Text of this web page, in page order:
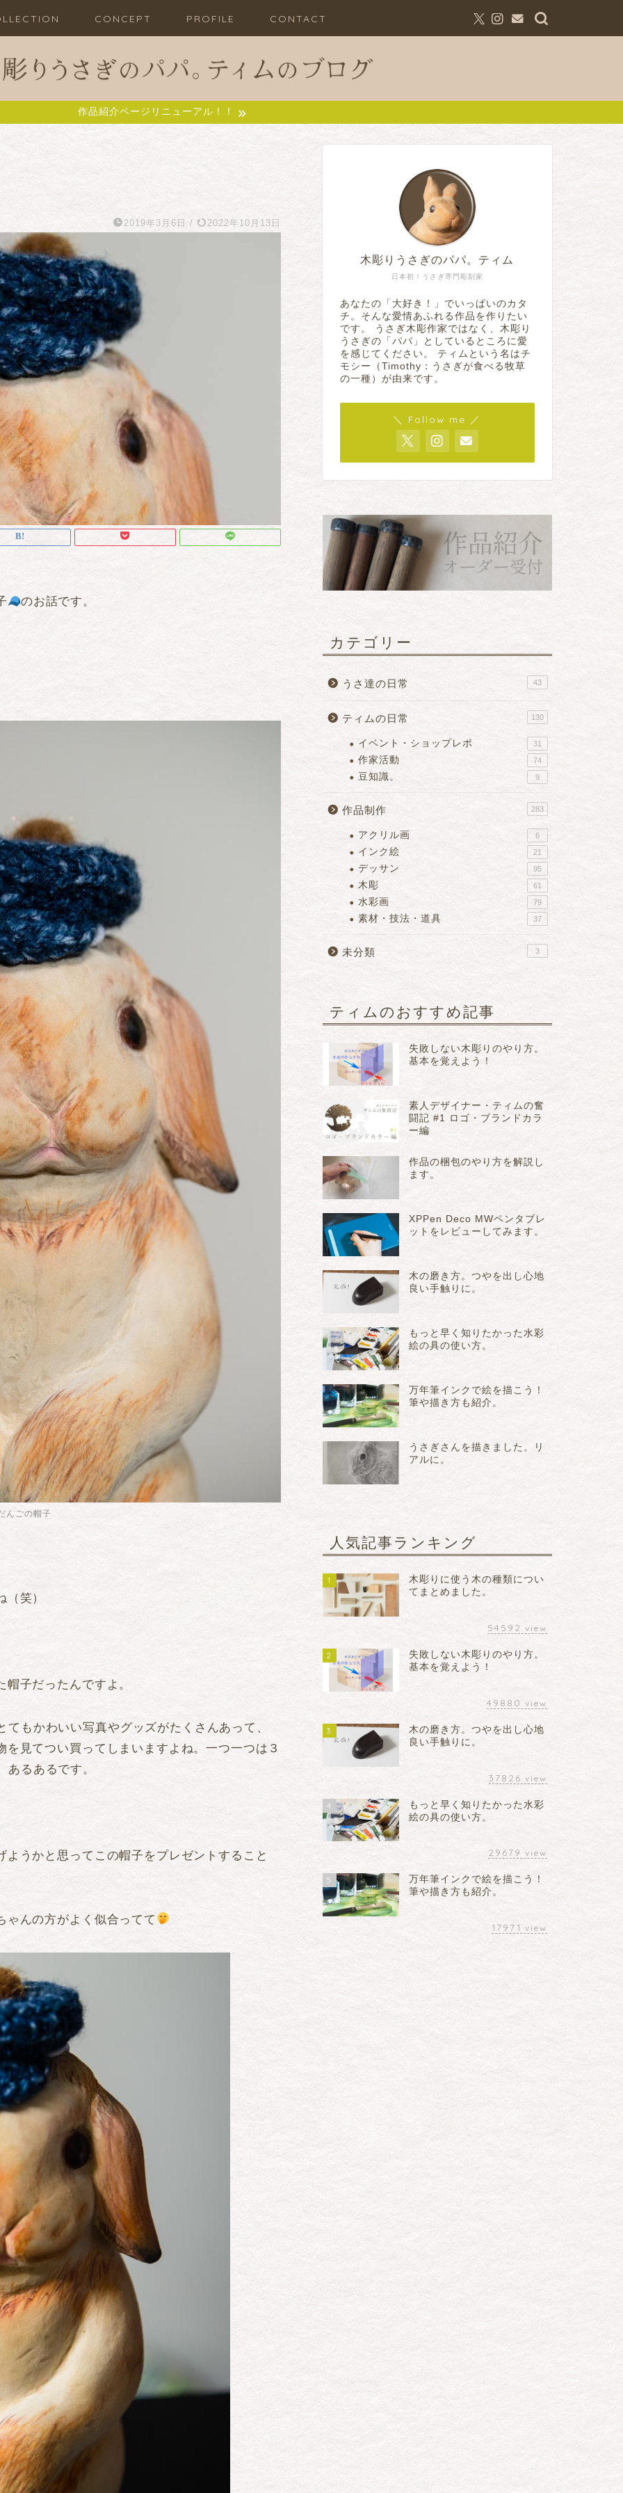
CONCEPT PROFILE CONTACT
作品紹介ページリニューアル！！
2019年3月6日 / 2022年10月13日
のお話です。
んごの帽子
笑）
子だったんですよ。
てもかわいい写真やグッズがたくさんあって、
見てつい買ってしまいますよね。一つ一つは３
あるあるです。
うかと思ってこの帽子をプレゼントすること
ゃんの方がよく似合ってて
日本初！うさぎ専門彫刻家
木彫りうさぎのパパ。ティム
あなたの「大好き！」でいっぱいのカタ
チ。そんな愛情あふれる作品を作りたい
です。 うさぎ木彫作家ではなく、木彫り
うさぎの「パパ」としているところに愛
を感じてください。 ティムという名はチ
モシー（Timothy：うさぎが食べる牧草
の一種）が由来です。
＼ Follow me ／
カテゴリー
うさ達の日常 43
ティムの日常 130
イベント・ショップレポ 31
作家活動 74
豆知識。 9
作品制作 283
アクリル画 6
インク絵 21
デッサン 95
木彫 61
水彩画 79
素材・技法・道具 37
未分類 3
ティムのおすすめ記事
失敗しない木彫りのやり方。
基本を覚えよう！
素人デザイナー・ティムの奮
闘記 #1 ロゴ・ブランドカラ
ー編
作品の梱包のやり方を解説し
ます。
XPPen Deco MWペンタブレ
ットをレビューしてみます。
木の磨き方。つやを出し心地
良い手触りに。
もっと早く知りたかった水彩
絵の具の使い方。
万年筆インクで絵を描こう！
筆や描き方も紹介。
うさぎさんを描きました。リ
アルに。
人気記事ランキング
1
木彫りに使う木の種類につい
てまとめました。
54592 view
2
失敗しない木彫りのやり方。
基本を覚えよう！
49880 view
3
木の磨き方。つやを出し心地
良い手触りに。
37826 view
4
もっと早く知りたかった水彩
絵の具の使い方。
29679 view
5
万年筆インクで絵を描こう！
筆や描き方も紹介。
17971 view